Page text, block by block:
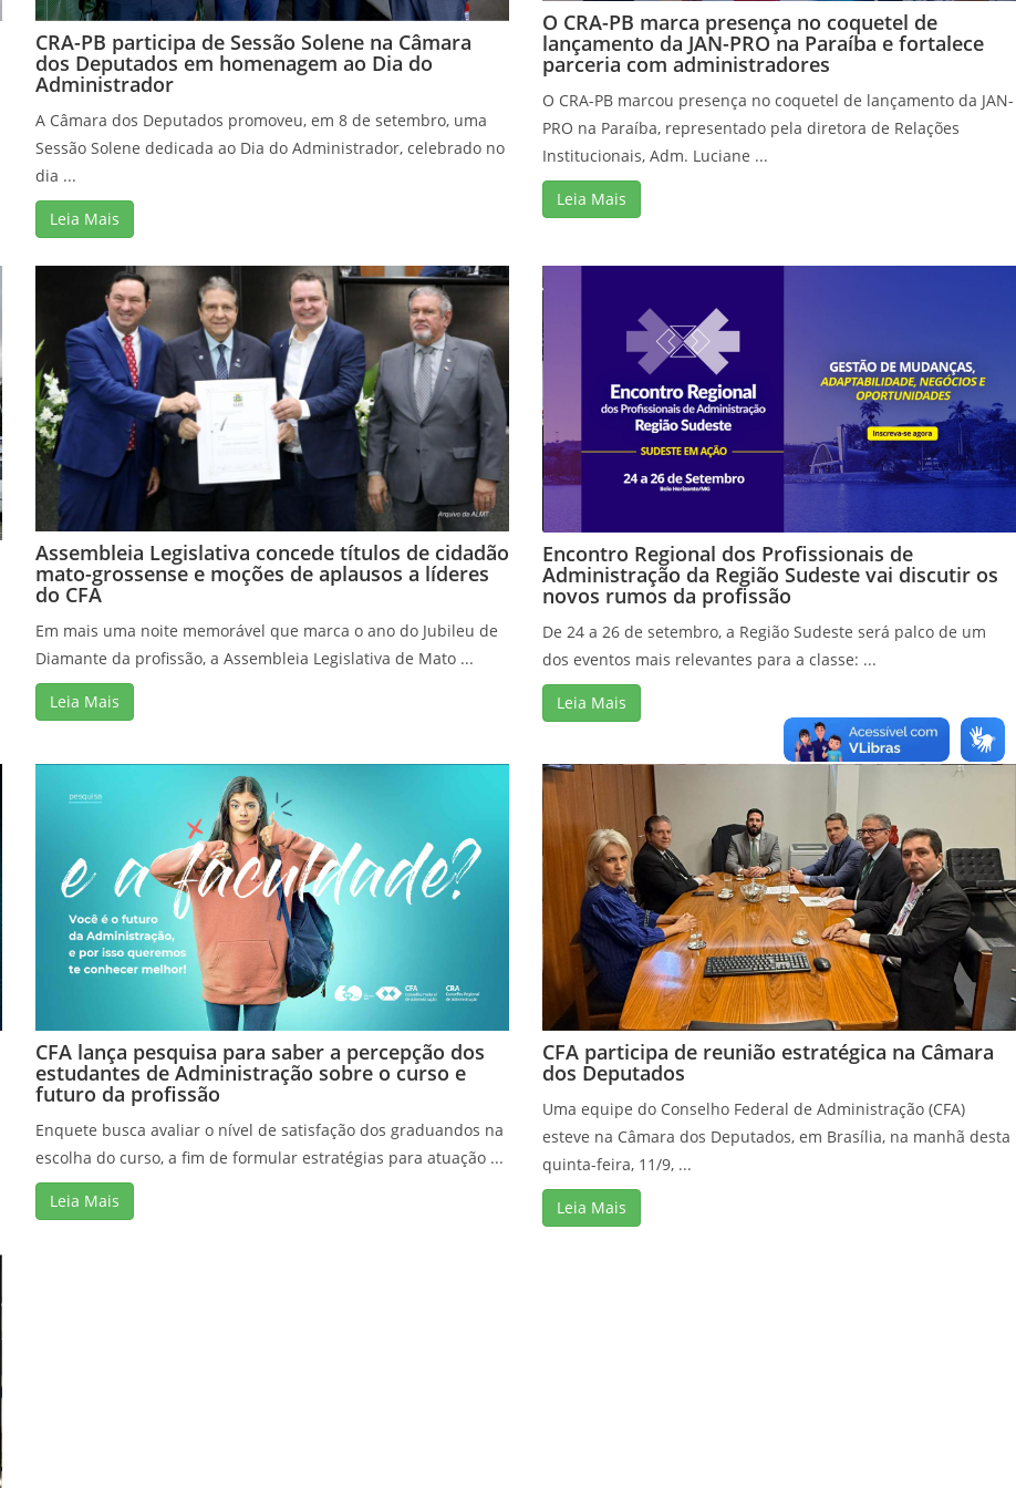
CRA-PB participa de Sessão Solene na Câmara
dos Deputados em homenagem ao Dia do
Administrador
A Câmara dos Deputados promoveu, em 8 de setembro, uma
Sessão Solene dedicada ao Dia do Administrador, celebrado no
dia ...
Leia Mais
O CRA-PB marca presença no coquetel de
lançamento da JAN-PRO na Paraíba e fortalece
parceria com administradores
O CRA-PB marcou presença no coquetel de lançamento da JAN-
PRO na Paraíba, representado pela diretora de Relações
Institucionais, Adm. Luciane ...
Leia Mais
Assembleia Legislativa concede títulos de cidadão
mato-grossense e moções de aplausos a líderes
do CFA
Em mais uma noite memorável que marca o ano do Jubileu de
Diamante da profissão, a Assembleia Legislativa de Mato ...
Leia Mais
Encontro Regional dos Profissionais de
Administração da Região Sudeste vai discutir os
novos rumos da profissão
De 24 a 26 de setembro, a Região Sudeste será palco de um
dos eventos mais relevantes para a classe: ...
Leia Mais
CFA lança pesquisa para saber a percepção dos
estudantes de Administração sobre o curso e
futuro da profissão
Enquete busca avaliar o nível de satisfação dos graduandos na
escolha do curso, a fim de formular estratégias para atuação ...
Leia Mais
CFA participa de reunião estratégica na Câmara
dos Deputados
Uma equipe do Conselho Federal de Administração (CFA)
esteve na Câmara dos Deputados, em Brasília, na manhã desta
quinta-feira, 11/9, ...
Leia Mais